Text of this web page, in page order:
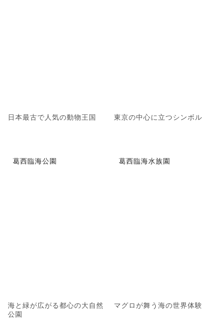
日本最古で人気の動物王国 東京の中心に立つシンボル
葛西臨海公園
海と緑が広がる都心の大自然
公園
葛西臨海水族園
マグロが舞う海の世界体験